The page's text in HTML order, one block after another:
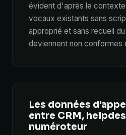
évident d'après le
vocaux existants sans
approprié et sans recueil
deviennent non conformes
Les données
entre CRM,
numéroteur